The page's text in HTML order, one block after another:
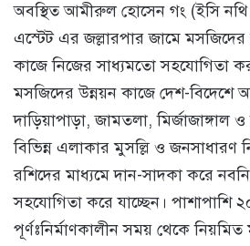
অবস্থিত আমীরুল হোসেন গং (ইসি
এস্টেট এর জল্লারপার জামে মসজিদের
কাজে নিজের সাধ্যমতো সহযোগিতা
মসজিদের উন্নয়ন কাজে দেশ-বিদেশে
দাড়িয়াপাড়া, জামতলা, মির্জাজাঙ্গাল
বিভিন্ন এলাকার মুসল্লি ও জনসাধারণ
রশিদের মাধ্যমে দান-সাদকা করে
সহযোগিতা করে যাচ্ছেন। পাশাপাশি
পূর্ণঃনির্মাণকালীন সময় থেকে